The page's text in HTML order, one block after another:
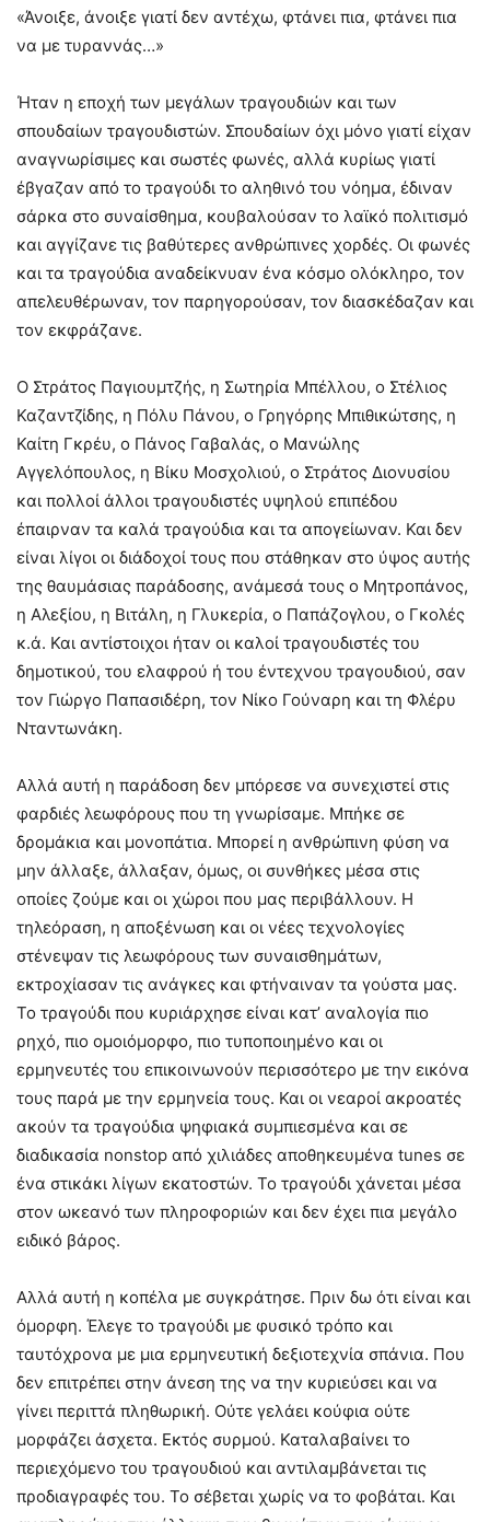
«Άνοιξε, άνοιξε γιατί δεν αντέχω, φτάνει πια, φτάνει πια
να με τυραννάς…»
Ήταν η εποχή των μεγάλων τραγουδιών και των
σπουδαίων τραγουδιστών. Σπουδαίων όχι μόνο γιατί είχαν
αναγνωρίσιμες και σωστές φωνές, αλλά κυρίως γιατί
έβγαζαν από το τραγούδι το αληθινό του νόημα, έδιναν
σάρκα στο συναίσθημα, κουβαλούσαν το λαϊκό πολιτισμό
και αγγίζανε τις βαθύτερες ανθρώπινες χορδές. Οι φωνές
και τα τραγούδια αναδείκνυαν ένα κόσμο ολόκληρο, τον
απελευθέρωναν, τον παρηγορούσαν, τον διασκέδαζαν και
τον εκφράζανε.
Ο Στράτος Παγιουμτζής, η Σωτηρία Μπέλλου, ο Στέλιος
Καζαντζίδης, η Πόλυ Πάνου, ο Γρηγόρης Μπιθικώτσης, η
Καίτη Γκρέυ, ο Πάνος Γαβαλάς, ο Μανώλης
Αγγελόπουλος, η Βίκυ Μοσχολιού, ο Στράτος Διονυσίου
και πολλοί άλλοι τραγουδιστές υψηλού επιπέδου
έπαιρναν τα καλά τραγούδια και τα απογείωναν. Και δεν
είναι λίγοι οι διάδοχοί τους που στάθηκαν στο ύψος αυτής
της θαυμάσιας παράδοσης, ανάμεσά τους ο Μητροπάνος,
η Αλεξίου, η Βιτάλη, η Γλυκερία, ο Παπάζογλου, ο Γκολές
κ.ά. Και αντίστοιχοι ήταν οι καλοί τραγουδιστές του
δημοτικού, του ελαφρού ή του έντεχνου τραγουδιού, σαν
τον Γιώργο Παπασιδέρη, τον Νίκο Γούναρη και τη Φλέρυ
Νταντωνάκη.
Αλλά αυτή η παράδοση δεν μπόρεσε να συνεχιστεί στις
φαρδιές λεωφόρους που τη γνωρίσαμε. Μπήκε σε
δρομάκια και μονοπάτια. Μπορεί η ανθρώπινη φύση να
μην άλλαξε, άλλαξαν, όμως, οι συνθήκες μέσα στις
οποίες ζούμε και οι χώροι που μας περιβάλλουν. Η
τηλεόραση, η αποξένωση και οι νέες τεχνολογίες
στένεψαν τις λεωφόρους των συναισθημάτων,
εκτροχίασαν τις ανάγκες και φτήναιναν τα γούστα μας.
Το τραγούδι που κυριάρχησε είναι κατ’ αναλογία πιο
ρηχό, πιο ομοιόμορφο, πιο τυποποιημένο και οι
ερμηνευτές του επικοινωνούν περισσότερο με την εικόνα
τους παρά με την ερμηνεία τους. Και οι νεαροί ακροατές
ακούν τα τραγούδια ψηφιακά συμπιεσμένα και σε
διαδικασία nonstop από χιλιάδες αποθηκευμένα tunes σε
ένα στικάκι λίγων εκατοστών. Το τραγούδι χάνεται μέσα
στον ωκεανό των πληροφοριών και δεν έχει πια μεγάλο
ειδικό βάρος.
Αλλά αυτή η κοπέλα με συγκράτησε. Πριν δω ότι είναι και
όμορφη. Έλεγε το τραγούδι με φυσικό τρόπο και
ταυτόχρονα με μια ερμηνευτική δεξιοτεχνία σπάνια. Που
δεν επιτρέπει στην άνεση της να την κυριεύσει και να
γίνει περιττά πληθωρική. Ούτε γελάει κούφια ούτε
μορφάζει άσχετα. Εκτός συρμού. Καταλαβαίνει το
περιεχόμενο του τραγουδιού και αντιλαμβάνεται τις
προδιαγραφές του. Το σέβεται χωρίς να το φοβάται. Και